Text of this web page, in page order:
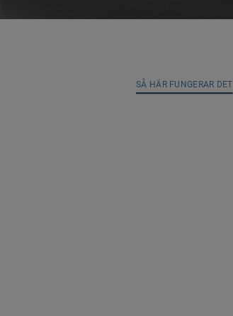
SÅ HÄR FUNGERAR DET